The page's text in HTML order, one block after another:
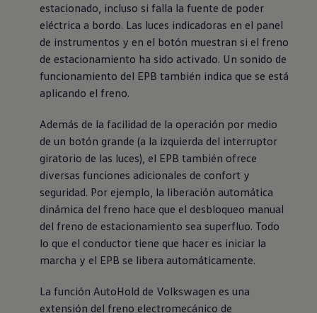
estacionado, incluso si falla la fuente de poder
eléctrica a bordo. Las luces indicadoras en el panel
de instrumentos y en el botón muestran si el freno
de estacionamiento ha sido activado. Un sonido de
funcionamiento del EPB también indica que se está
aplicando el freno.
Además de la facilidad de la operación por medio
de un botón grande (a la izquierda del interruptor
giratorio de las luces), el EPB también ofrece
diversas funciones adicionales de confort y
seguridad. Por ejemplo, la liberación automática
dinámica del freno hace que el desbloqueo manual
del freno de estacionamiento sea superfluo. Todo
lo que el conductor tiene que hacer es iniciar la
marcha y el EPB se libera automáticamente.
La función AutoHold de Volkswagen es una
extensión del freno electromecánico de